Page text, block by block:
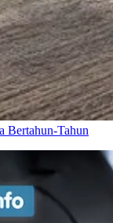
Bertahun-Tahun